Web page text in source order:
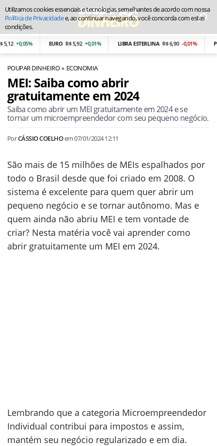
+0,05% EURO R$ 5,92 +0,01% LIBRA ESTERLINA R$ 6,90 -0,01%
POUPAR DINHEIRO ECONOMIA
MEI: Saiba como abrir
gratuitamente em 2024
Saiba como abrir um MEI gratuitamente em 2024 e se
tornar um microempreendedor com seu pequeno negócio.
PorCÁSSIO COELHOem07/01/2024 12:11
São mais de 15 milhões de MEIs espalhados por
todo o Brasil desde que foi criado em 2008. O
sistema é excelente para quem quer abrir um
pequeno negócio e se tornar autônomo. Mas e
quem ainda não abriu MEI e tem vontade de
criar? Nesta matéria você vai aprender como
abrir gratuitamente um MEI em 2024.
Lembrando que a categoria Microempreendedor
Individual contribui para impostos e assim,
mantém seu negócio regularizado e em dia.
Utilizamos cookies essenciais e tecnologias semelhantes de acordo com nossa
Política de Privacidadee, ao continuar navegando, você concorda com estas
condições.